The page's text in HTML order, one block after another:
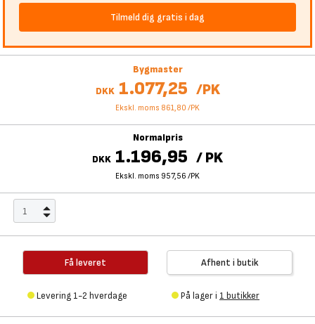
Tilmeld dig gratis i dag
Bygmaster
DKK 1.077,25 /PK
Ekskl. moms 861,80 /PK
Normalpris
DKK 1.196,95 /PK
Ekskl. moms 957,56 /PK
Få leveret
Levering 1-2 hverdage
Afhent i butik
På lager i 1 butikker